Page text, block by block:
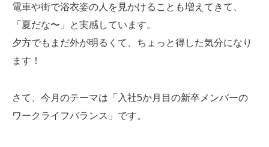
Web制作無料提案 ECサイト制作
電車や街で浴衣姿の人を見かけることも増えてきて、
「夏だな〜」と実感しています。
夕方でもまだ外が明るくて、ちょっと得した気分になり
ます！
さて、今月のテーマは「入社5か月目の新卒メンバーの
ワークライフバランス」です。